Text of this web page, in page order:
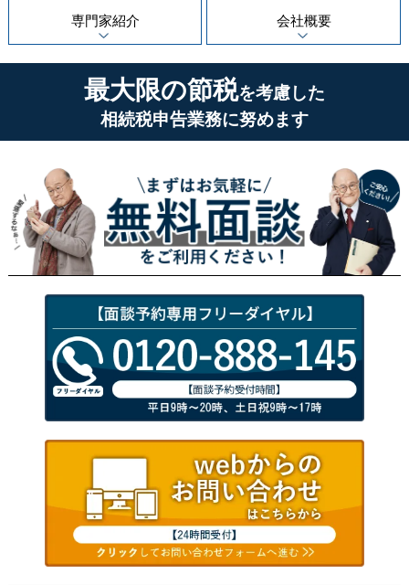
専門家紹介 会社概要
最大限の節税を考慮した
相続税申告業務に努めます